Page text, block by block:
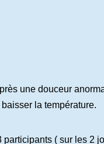
une douceur
la température.
participants ( sur les 2